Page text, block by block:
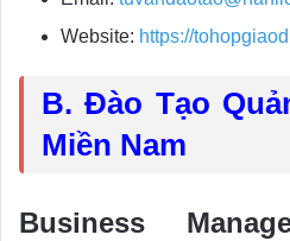
Website: https://
B. Đào Tạo
Miền Nam
Business